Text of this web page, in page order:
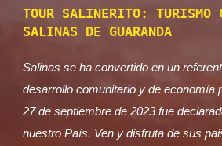
TOUR SALINERITO: TURISMO
SALINAS DE GUARANDA
Salinas se ha convertido en un
desarrollo comunitario y de economía
27 de septiembre de 2023 fue
nuestro País. Ven y disfruta de sus